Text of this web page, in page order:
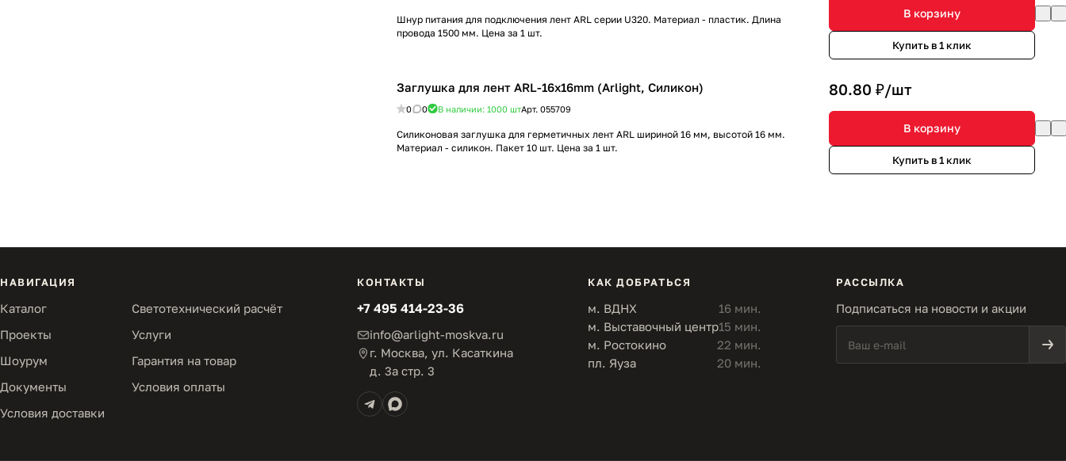
Шнур питания для подключения лент ARL серии U320. Материал - пластик. Длина
провода 1500 мм. Цена за 1 шт.
В корзину
Купить в 1 клик
Заглушка для лент ARL-16x16mm (Arlight, Силикон)
0 0 В наличии: 1000 штАрт. 055709
Силиконовая заглушка для герметичных лент ARL шириной 16 мм, высотой 16 мм.
Материал - силикон. Пакет 10 шт. Цена за 1 шт.
80.80 ₽/шт
В корзину
Купить в 1 клик
НАВИГАЦИЯ
Каталог
Светотехнический расчёт
Проекты
Услуги
Шоурум
Гарантия на товар
Документы
Условия оплаты
Условия доставки
КОНТАКТЫ
+7 495 414-23-36
info@arlight-moskva.ru
г. Москва, ул. Касаткина
д. 3а стр. 3
КАК ДОБРАТЬСЯ
м. ВДНХ
16 мин.
м. Выставочный центр15 мин.
м. Ростокино
22 мин.
пл. Яуза
20 мин.
РАССЫЛКА
Подписаться на новости и акции